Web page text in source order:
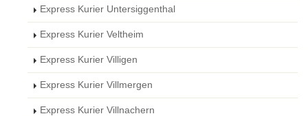
Express Kurier Untersiggenthal
Express Kurier Veltheim
Express Kurier Villigen
Express Kurier Villmergen
Express Kurier Villnachern